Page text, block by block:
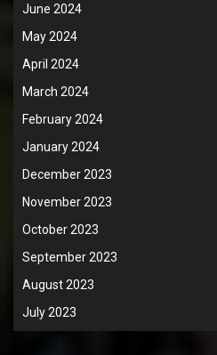
June 2024
May 2024
April 2024
March 2024
February 2024
January 2024
December 2023
November 2023
October 2023
September 2023
August 2023
July 2023